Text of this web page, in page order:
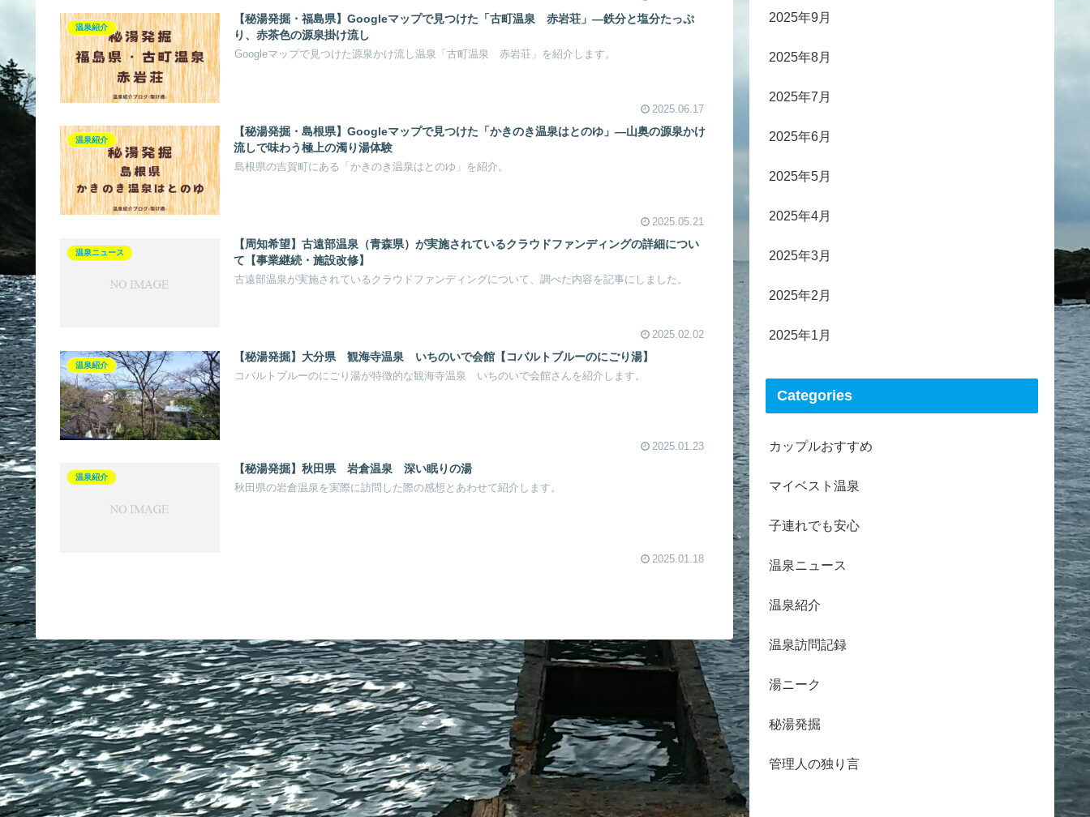
温泉紹介
【秘湯発掘・福島県】Googleマップで見つけた「古町温泉 赤岩荘」—鉄分と塩分たっぷ
り、赤茶色の源泉掛け流し
Googleマップで見つけた源泉かけ流し温泉「古町温泉 赤岩荘」を紹介します。
2025.06.17
温泉紹介
【秘湯発掘・島根県】Googleマップで見つけた「かきのき温泉はとのゆ」—山奥の源泉かけ
流しで味わう極上の濁り湯体験
島根県の吉賀町にある「かきのき温泉はとのゆ」を紹介。
2025.05.21
温泉ニュース
【周知希望】古遠部温泉（青森県）が実施されているクラウドファンディングの詳細につい
て【事業継続・施設改修】
古遠部温泉が実施されているクラウドファンディングについて、調べた内容を記事にしました。
2025.02.02
温泉紹介
【秘湯発掘】大分県 観海寺温泉 いちのいで会館【コバルトブルーのにごり湯】
コバルトブルーのにごり湯が特徴的な観海寺温泉 いちのいで会館さんを紹介します。
2025.01.23
温泉紹介
【秘湯発掘】秋田県 岩倉温泉 深い眠りの湯
秋田県の岩倉温泉を実際に訪問した際の感想とあわせて紹介します。
2025.01.18
2025年9月
2025年8月
2025年7月
2025年6月
2025年5月
2025年4月
2025年3月
2025年2月
2025年1月
Categories
カップルおすすめ
マイベスト温泉
子連れでも安心
温泉ニュース
温泉紹介
温泉訪問記録
湯ニーク
秘湯発掘
管理人の独り言